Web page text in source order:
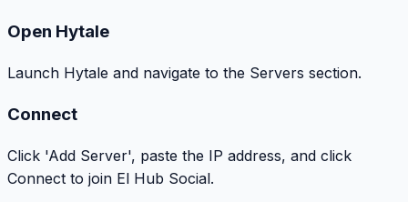
Open Hytale
Launch Hytale and navigate to the Servers section.
Connect
Click 'Add Server', paste the IP address, and click
Connect to join El Hub Social.